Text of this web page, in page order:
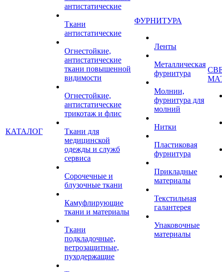
КАТАЛОГ
антистатические
Ткани
антистатические
Огнестойкие,
антистатические
ткани повышенной
видимости
Огнестойкие,
антистатические
трикотаж и флис
Ткани для
медицинской
одежды и служб
сервиса
Сорочечные и
блузочные ткани
Камуфлирующие
ткани и материалы
Ткани
подкладочные,
ветрозащитные,
пуходержащие
ФУРНИТУРА
Ленты
Металлическая
фурнитура
Молнии,
фурнитура для
молний
Нитки
Пластиковая
фурнитура
Прикладные
материалы
Текстильная
галантерея
Упаковочные
материалы